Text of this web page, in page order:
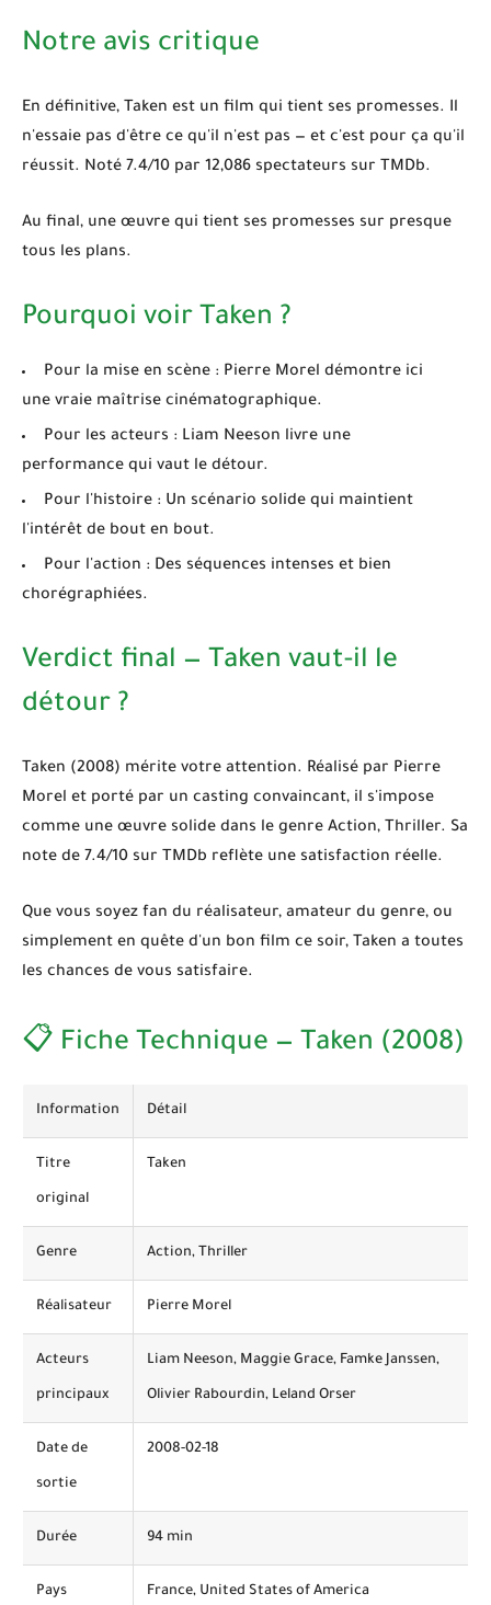
Notre avis critique
En définitive, Taken est un film qui tient ses promesses. Il
n'essaie pas d'être ce qu'il n'est pas — et c'est pour ça qu'il
réussit. Noté 7.4/10 par 12,086 spectateurs sur TMDb.
Au final, une œuvre qui tient ses promesses sur presque
tous les plans.
Pourquoi voir Taken ?
Pour la mise en scène : Pierre Morel démontre ici
une vraie maîtrise cinématographique.
Pour les acteurs : Liam Neeson livre une
performance qui vaut le détour.
Pour l'histoire : Un scénario solide qui maintient
l'intérêt de bout en bout.
Pour l'action : Des séquences intenses et bien
chorégraphiées.
Verdict final — Taken vaut-il le
détour ?
Taken (2008) mérite votre attention. Réalisé par Pierre
Morel et porté par un casting convaincant, il s'impose
comme une œuvre solide dans le genre Action, Thriller. Sa
note de 7.4/10 sur TMDb reflète une satisfaction réelle.
Que vous soyez fan du réalisateur, amateur du genre, ou
simplement en quête d'un bon film ce soir, Taken a toutes
les chances de vous satisfaire.
📋 Fiche Technique — Taken (2008)
Information Détail
Titre
original
Taken
Genre Action, Thriller
Réalisateur Pierre Morel
Acteurs
principaux
Liam Neeson, Maggie Grace, Famke Janssen,
Olivier Rabourdin, Leland Orser
Date de
sortie
2008-02-18
Durée 94 min
Pays France, United States of America